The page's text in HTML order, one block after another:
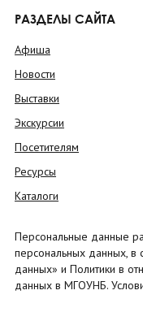
РАЗДЕЛЫ САЙТА
Афиша
Новости
Выставки
Экскурсии
Посетителям
Ресурсы
Каталоги
Персональные данные
персональных данных, в
данных» и Политики в
данных в МГОУНБ.